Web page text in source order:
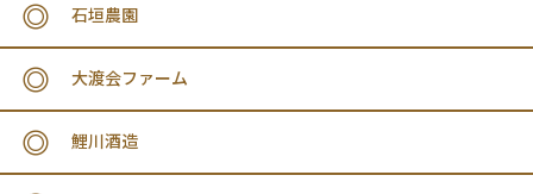
石垣農園
大渡会ファーム
鯉川酒造